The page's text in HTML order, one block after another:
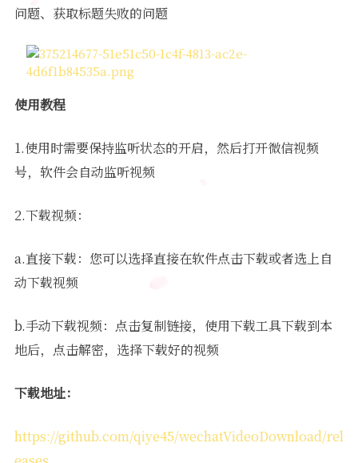
问题、获取标题失败的问题
使用教程
1.使用时需要保持监听状态的开启，然后打开微信视频
号，软件会自动监听视频
2.下载视频：
a.直接下载：您可以选择直接在软件点击下载或者选上自
动下载视频
b.手动下载视频：点击复制链接，使用下载工具下载到本
地后，点击解密，选择下载好的视频
下载地址：
https://github.com/qiye45/wechatVideoDownload/rel